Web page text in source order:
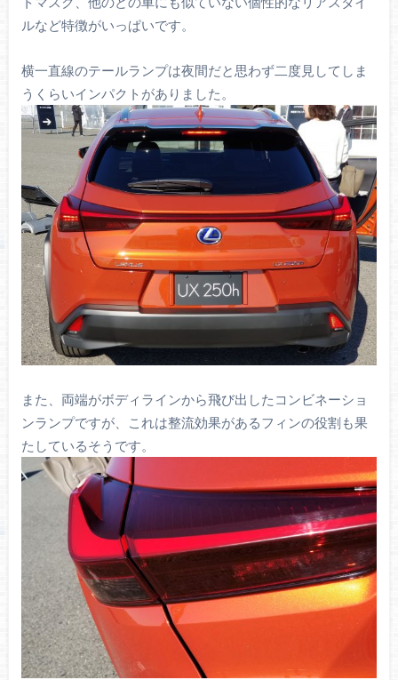
ルなど特徴がいっぱいです。
横一直線のテールランプは夜間だと思わず二度見してしま
うくらいインパクトがありました。
また、両端がボディラインから飛び出したコンビネーショ
ンランプですが、これは整流効果があるフィンの役割も果
たしているそうです。